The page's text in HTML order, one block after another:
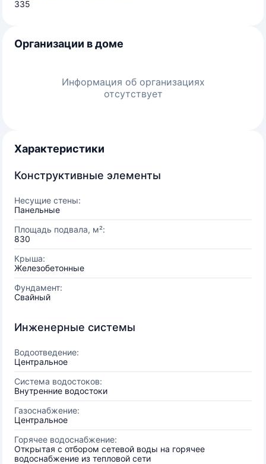
335
Организации в доме
Информация об организациях
отсутствует
Характеристики
Конструктивные элементы
Несущие стены:
Панельные
Площадь подвала, м²:
830
Крыша:
Железобетонные
Фундамент:
Свайный
Инженерные системы
Водоотведение:
Центральное
Система водостоков:
Внутренние водостоки
Газоснабжение:
Центральное
Горячее водоснабжение:
Открытая с отбором сетевой воды на горячее
водоснабжение из тепловой сети